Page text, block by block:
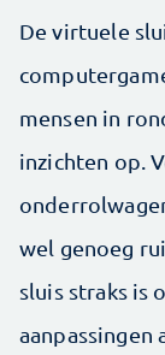
De virtuele
mensen in
inzichten op.
wel genoeg
sluis straks is
aanpassingen